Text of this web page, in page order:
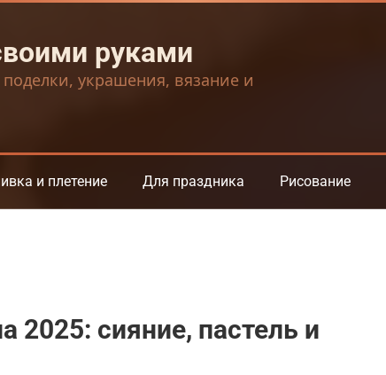
руками
украшения, вязание и
и плетение Для праздника Рисование
сияние, пастель и